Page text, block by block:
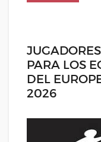
PARA LOS
DEL
2026